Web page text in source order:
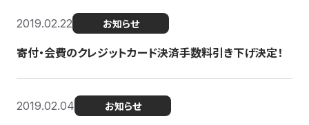
2019.02.22 お知らせ
寄付・会費のクレジットカード決済手数料引き下げ決定！
2019.02.04 お知らせ